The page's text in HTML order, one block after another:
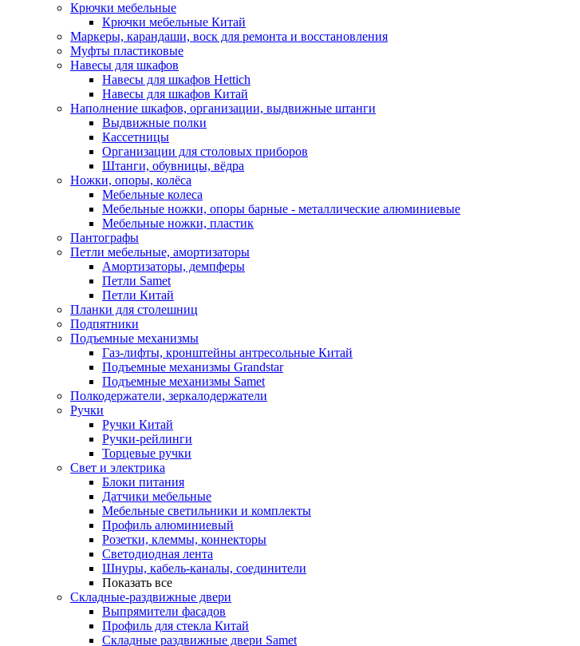
Крючки мебельные
Крючки мебельные Китай
Маркеры, карандаши, воск для ремонта и восстановления
Муфты пластиковые
Навесы для шкафов
Навесы для шкафов Hettich
Навесы для шкафов Китай
Наполнение шкафов, организации, выдвижные штанги
Выдвижные полки
Кассетницы
Организации для столовых приборов
Штанги, обувницы, вёдра
Ножки, опоры, колёса
Мебельные колеса
Мебельные ножки, опоры барные - металлические алюминиевые
Мебельные ножки, пластик
Пантографы
Петли мебельные, амортизаторы
Амортизаторы, демпферы
Петли Samet
Петли Китай
Планки для столешниц
Подпятники
Подъемные механизмы
Газ-лифты, кронштейны антресольные Китай
Подъемные механизмы Grandstar
Подъемные механизмы Samet
Полкодержатели, зеркалодержатели
Ручки
Ручки Китай
Ручки-рейлинги
Торцевые ручки
Свет и электрика
Блоки питания
Датчики мебельные
Мебельные светильники и комплекты
Профиль алюминиевый
Розетки, клеммы, коннекторы
Светодиодная лента
Шнуры, кабель-каналы, соединители
Показать все
Складные-раздвижные двери
Выпрямители фасадов
Профиль для стекла Китай
Складные раздвижные двери Samet